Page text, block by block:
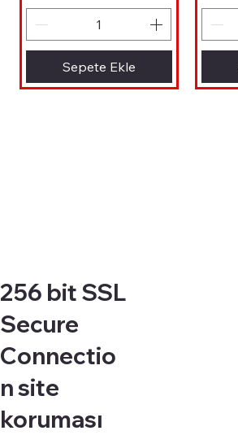
256 bit SSL
Secure
Connectio
n site
koruması
Sepete Ekle